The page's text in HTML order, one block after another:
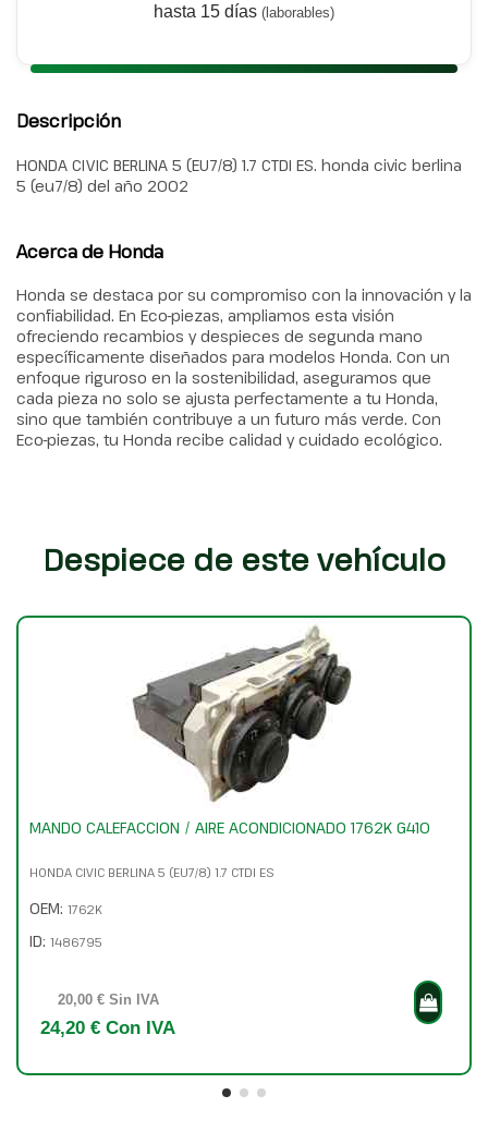
hasta 15 días (laborables)
Descripción
HONDA CIVIC BERLINA 5 (EU7/8) 1.7 CTDI ES. honda civic berlina
5 (eu7/8) del año 2002
Acerca de Honda
Honda se destaca por su compromiso con la innovación y la
confiabilidad. En Eco-piezas, ampliamos esta visión
ofreciendo recambios y despieces de segunda mano
específicamente diseñados para modelos Honda. Con un
enfoque riguroso en la sostenibilidad, aseguramos que
cada pieza no solo se ajusta perfectamente a tu Honda,
sino que también contribuye a un futuro más verde. Con
Eco-piezas, tu Honda recibe calidad y cuidado ecológico.
Despiece de este vehículo
MANDO CALEFACCION / AIRE ACONDICIONADO 1762K G410
HONDA CIVIC BERLINA 5 (EU7/8) 1.7 CTDI ES
OEM: 1762K
ID: 1486795
20,00 € Sin IVA
24,20 € Con IVA